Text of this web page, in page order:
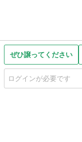
ぜひ譲ってください